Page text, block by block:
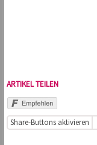
ARTIKEL TEILEN
Share-Buttons aktivieren